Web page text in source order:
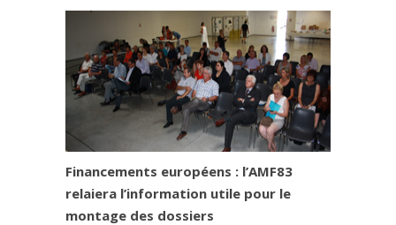
Financements européens : l’AMF83
relaiera l’information utile pour le
montage des dossiers